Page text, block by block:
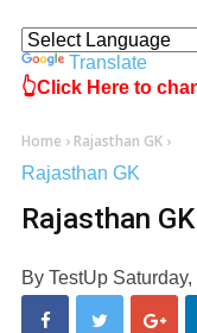
Translate
👆Click Here to
Home › Rajasthan GK ›
Rajasthan GK
Rajasthan
By TestUp